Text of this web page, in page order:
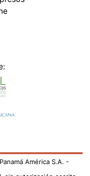
América S.A. -